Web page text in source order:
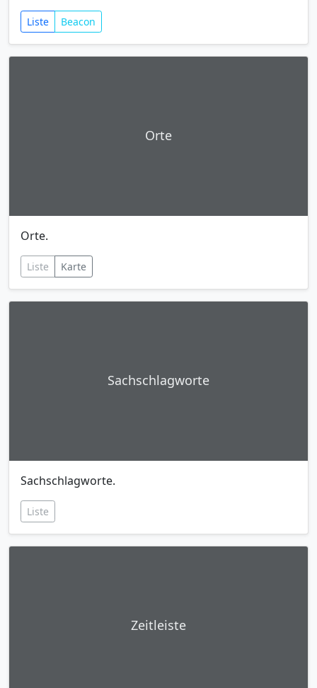
Liste Beacon
Orte
Orte.
Liste Karte
Sachschlagworte
Sachschlagworte.
Liste
Zeitleiste